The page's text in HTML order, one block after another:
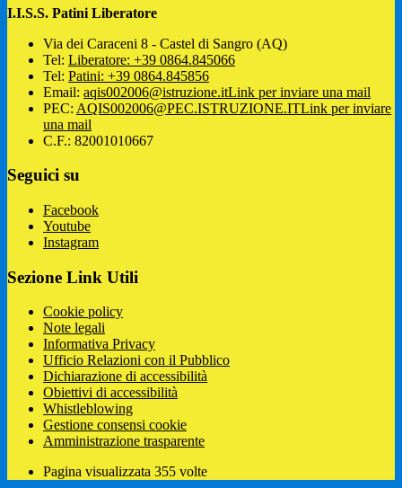
I.I.S.S. Patini Liberatore
Via dei Caraceni 8 - Castel di Sangro (AQ)
Tel: Liberatore: +39 0864.845066
Tel: Patini: +39 0864.845856
Email: aqis002006@istruzione.itLink per inviare una mail
PEC: AQIS002006@PEC.ISTRUZIONE.ITLink per inviare
una mail
C.F.: 82001010667
Seguici su
Facebook
Youtube
Instagram
Sezione Link Utili
Cookie policy
Note legali
Informativa Privacy
Ufficio Relazioni con il Pubblico
Dichiarazione di accessibilità
Obiettivi di accessibilità
Whistleblowing
Gestione consensi cookie
Amministrazione trasparente
Pagina visualizzata 355 volte